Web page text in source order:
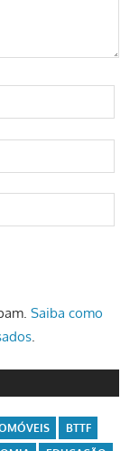
Saiba como
.
BTTF